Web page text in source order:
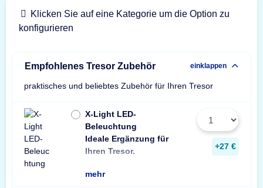
Klicken Sie auf eine Kategorie um die Option zu
konfigurieren
Empfohlenes Tresor Zubehör einklappen
praktisches und beliebtes Zubehör für Ihren Tresor
X-Light LED-
Beleuchtung
Ideale Ergänzung für
Ihren Tresor.
Wir empfehlen
Leuchte pro
ein Stück
mehr
+27 €